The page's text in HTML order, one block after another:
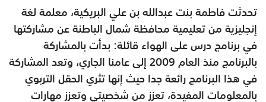
تحدثت فاطمة بنت عبدالله بن علي البريكية، معلمة لغة
إنجليزية من تعليمية محافظة شمال الباطنة عن مشاركتها
في برنامج درس على الهواء قائلة: بدأت بالمشاركة
بالبرنامج منذ العام 2009 إلى عامنا الجاري، وتعد المشاركة
في هذا البرنامج رائعة جدا حيث إنها تثري الحقل التربوي
بالمعلومات المفيدة، تعزز من شخصيتي وتعزز مهارات